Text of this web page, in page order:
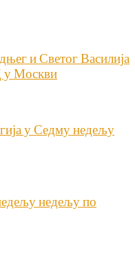
и Светог Василија
у Москви
у Седму недељу
недељу по